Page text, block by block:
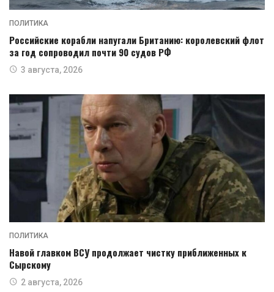
ПОЛИТИКА
Российские корабли напугали Британию: королевский флот
за год сопроводил почти 90 судов РФ
3 августа, 2026
ПОЛИТИКА
Навой главком ВСУ продолжает чистку приближенных к
Сырскому
2 августа, 2026